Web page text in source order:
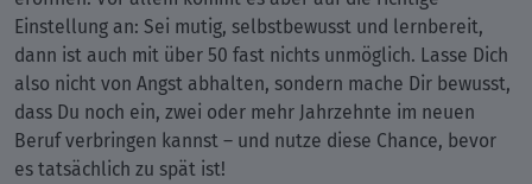
Einstellung an: Sei mutig, selbstbewusst und lernbereit,
dann ist auch mit über 50 fast nichts unmöglich. Lasse Dich
also nicht von Angst abhalten, sondern mache Dir bewusst,
dass Du noch ein, zwei oder mehr Jahrzehnte im neuen
Beruf verbringen kannst – und nutze diese Chance, bevor
es tatsächlich zu spät ist!